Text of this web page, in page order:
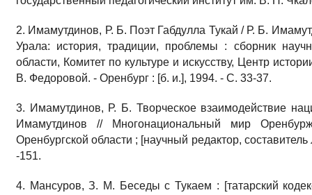
2. Имамутдинов, Р. Б. Поэт Габдулла Тукай / Р. Б.
Урала: история, традиции, проблемы : сборник
области, Комитет по культуре и искусству, Центр
В. Федоровой. - Оренбург : [б. и.], 1994. - С. 33-37.
3. Имамутдинов, Р. Б. Творческое взаимодействие
Имамутдинов // Многонациональный мир
Оренбургской области ; [научный редактор,
-151.
4. Мансуров, З. М. Беседы с Тукаем : [татарский